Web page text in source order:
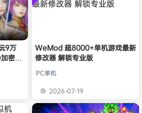
版
中文版
加入本站 8月6日
获取 39
加入本站
加入本站
8月6日
加入本站
8月6日
加入本站 2小时前
加入本站 21小时前
9万
密以
WeMod 超8000+单机游戏最新
修改器 解锁专业版
PC单机
2026-07-19